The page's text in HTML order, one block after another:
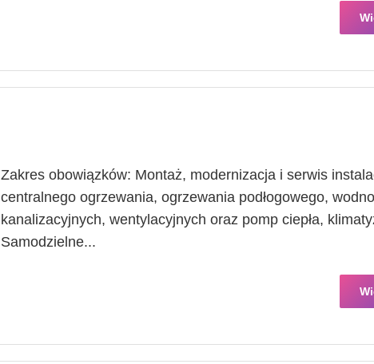
Zakres obowiązków: Montaż, modernizacja i serwis
centralnego ogrzewania, ogrzewania podłogowego,
kanalizacyjnych, wentylacyjnych oraz pomp ciepła,
Samodzielne...